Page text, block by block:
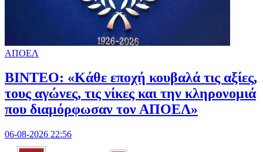
ΑΠΟΕΛ
ΒΙΝΤΕΟ: «Κάθε εποχή κουβαλά τις αξίες,
τους αγώνες, τις νίκες και την κληρονομιά
που διαμόρφωσαν τον ΑΠΟΕΛ»
06-08-2026 22:56